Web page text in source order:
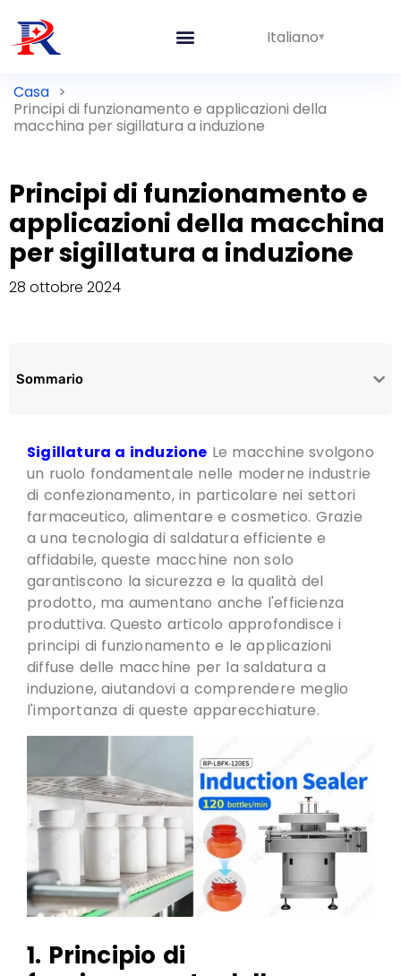
Italiano
Casa >
Principi di funzionamento e applicazioni della
macchina per sigillatura a induzione
Principi di funzionamento e
applicazioni della macchina
per sigillatura a induzione
28 ottobre 2024
Sommario
Sigillatura a induzione Le macchine svolgono
un ruolo fondamentale nelle moderne industrie
di confezionamento, in particolare nei settori
farmaceutico, alimentare e cosmetico. Grazie
a una tecnologia di saldatura efficiente e
affidabile, queste macchine non solo
garantiscono la sicurezza e la qualità del
prodotto, ma aumentano anche l'efficienza
produttiva. Questo articolo approfondisce i
principi di funzionamento e le applicazioni
diffuse delle macchine per la saldatura a
induzione,aiutandovi a comprendere meglio
l'importanza di queste apparecchiature.
1. Principio di